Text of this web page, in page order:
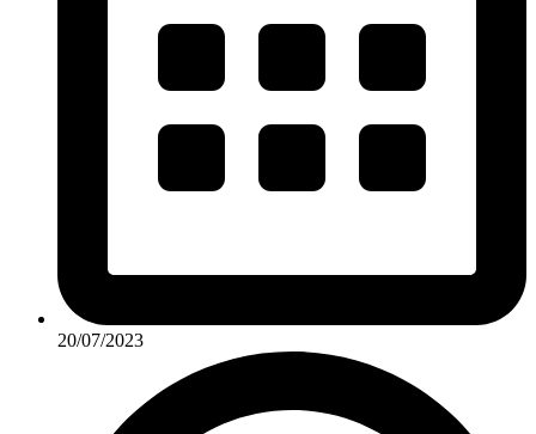
20/07/2023